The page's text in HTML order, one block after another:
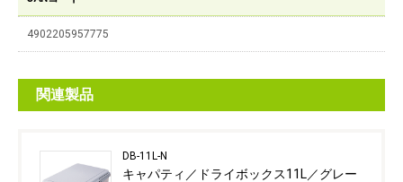
4902205957775
関連製品
DB-11L-N
キャパティ／ドライボックス11L／グレー